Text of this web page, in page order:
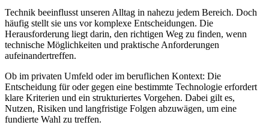
Technik beeinflusst unseren Alltag in nahezu jedem Bereich. Doch
häufig stellt sie uns vor komplexe Entscheidungen. Die
Herausforderung liegt darin, den richtigen Weg zu finden, wenn
technische Möglichkeiten und praktische Anforderungen
aufeinandertreffen.
Ob im privaten Umfeld oder im beruflichen Kontext: Die
Entscheidung für oder gegen eine bestimmte Technologie erfordert
klare Kriterien und ein strukturiertes Vorgehen. Dabei gilt es,
Nutzen, Risiken und langfristige Folgen abzuwägen, um eine
fundierte Wahl zu treffen.